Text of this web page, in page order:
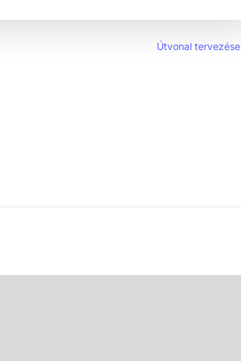
Útvonal tervezése